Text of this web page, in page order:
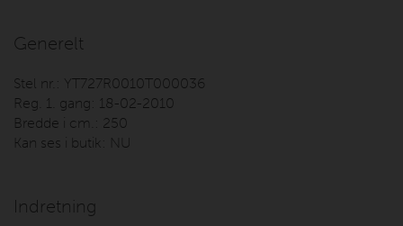
Generelt
Stel nr.: YT727R0010T000036
Reg. 1. gang: 18-02-2010
Bredde i cm.: 250
Kan ses i butik:
NU
Indretning